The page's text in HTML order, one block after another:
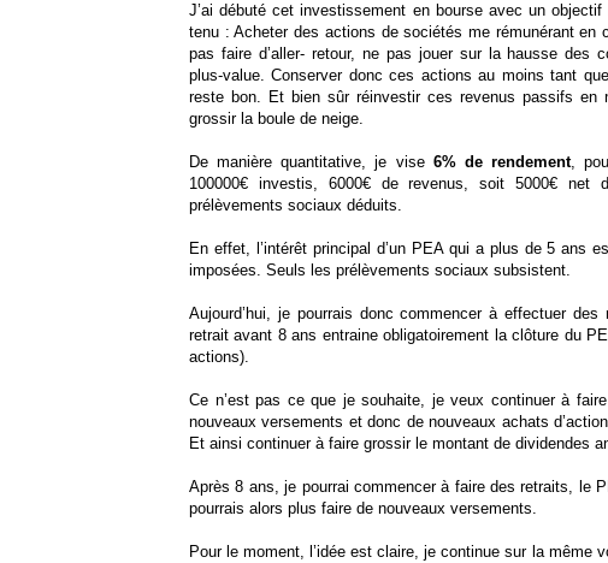
J’ai débuté cet investissement en bourse avec un
tenu : Acheter des actions de sociétés me rémunérant en
pas faire d’aller- retour, ne pas jouer sur la hausse des
plus-value. Conserver donc ces actions au moins tant
reste bon. Et bien sûr réinvestir ces revenus passifs en
grossir la boule de neige.
De manière quantitative, je vise 6% de rendement,
100000€ investis, 6000€ de revenus, soit 5000€ net
prélèvements sociaux déduits.
En effet, l’intérêt principal d’un PEA qui a plus de 5 ans
imposées. Seuls les prélèvements sociaux subsistent.
Aujourd’hui, je pourrais donc commencer à effectuer
retrait avant 8 ans entraine obligatoirement la clôture du
actions).
Ce n’est pas ce que je souhaite, je veux continuer à
nouveaux versements et donc de nouveaux achats
Et ainsi continuer à faire grossir le montant de dividendes
Après 8 ans, je pourrai commencer à faire des retraits, le
pourrais alors plus faire de nouveaux versements.
Pour le moment, l’idée est claire, je continue sur la même